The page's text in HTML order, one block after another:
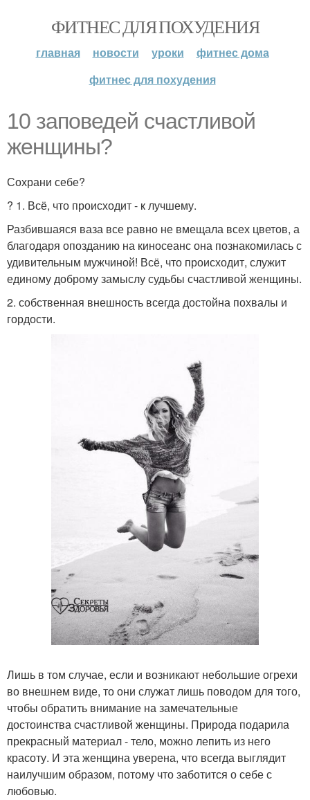
ФИТНЕС ДЛЯ ПОХУДЕНИЯ
главная новости уроки
фитнес дома
фитнес для похудения
10 заповедей счастливой
женщины?
Сохрани себе?
? 1. Всё, что происходит - к лучшему.
Разбившаяся ваза все равно не вмещала всех цветов, а
благодаря опозданию на киносеанс она познакомилась с
удивительным мужчиной! Всё, что происходит, служит
единому доброму замыслу судьбы счастливой женщины.
2. собственная внешность всегда достойна похвалы и
гордости.
Лишь в том случае, если и возникают небольшие огрехи
во внешнем виде, то они служат лишь поводом для того,
чтобы обратить внимание на замечательные
достоинства счастливой женщины. Природа подарила
прекрасный материал - тело, можно лепить из него
красоту. И эта женщина уверена, что всегда выглядит
наилучшим образом, потому что заботится о себе с
любовью.